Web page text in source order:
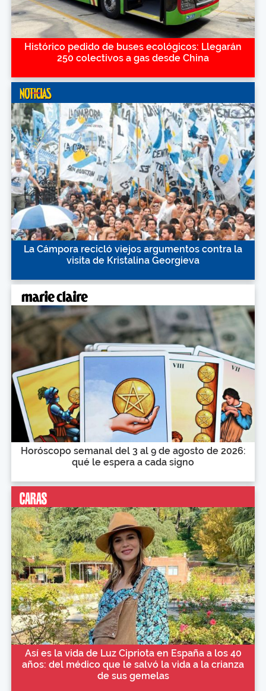
Histórico pedido de buses ecológicos: Llegarán
250 colectivos a gas desde China
La Cámpora recicló viejos argumentos contra la
visita de Kristalina Georgieva
Horóscopo semanal del 3 al 9 de agosto de 2026:
qué le espera a cada signo
Así es la vida de Luz Cipriota en España a los 40
años: del médico que le salvó la vida a la crianza
de sus gemelas